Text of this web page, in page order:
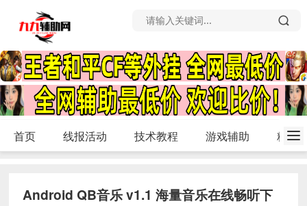
首页 线报活动 技术教程 游戏辅助 精品
Android QB音乐 v1.1 海量音乐在线畅听下